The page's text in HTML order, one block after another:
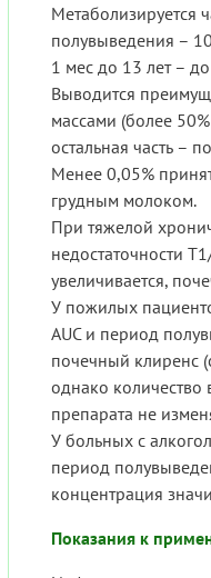
Метаболизируется
полувыведения –
1 мес до 13 лет –
Выводится
массами (более
остальная часть –
Менее 0,05%
грудным молоком.
При тяжелой
недостаточности
увеличивается,
У пожилых
AUC и период
почечный клиренс
однако
препарата не
У больных с
период
концентрация
Показания к